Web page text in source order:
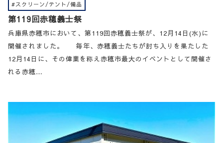
#スクリーン/テント/備品
第119回赤穂義士祭
兵庫県赤穂市において、第119回赤穂義士祭が、12月14日(水)に
開催されました。 毎年、赤穂義士たちが討ち入りを果たした
12月14日に、その偉業を称え赤穂市最大のイベントとして開催さ
れる赤穂…